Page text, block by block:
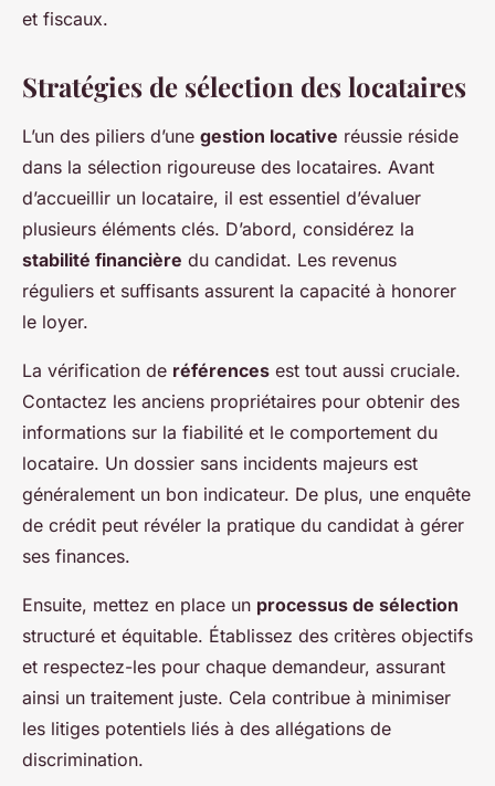
et fiscaux.
Stratégies de sélection des locataires
L’un des piliers d’une gestion locative réussie réside
dans la sélection rigoureuse des locataires. Avant
d’accueillir un locataire, il est essentiel d’évaluer
plusieurs éléments clés. D’abord, considérez la
stabilité financière du candidat. Les revenus
réguliers et suffisants assurent la capacité à honorer
le loyer.
La vérification de références est tout aussi cruciale.
Contactez les anciens propriétaires pour obtenir des
informations sur la fiabilité et le comportement du
locataire. Un dossier sans incidents majeurs est
généralement un bon indicateur. De plus, une enquête
de crédit peut révéler la pratique du candidat à gérer
ses finances.
Ensuite, mettez en place un processus de sélection
structuré et équitable. Établissez des critères objectifs
et respectez-les pour chaque demandeur, assurant
ainsi un traitement juste. Cela contribue à minimiser
les litiges potentiels liés à des allégations de
discrimination.